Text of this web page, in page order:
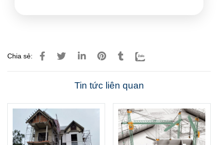
Chia sẻ:
Tin tức liên quan